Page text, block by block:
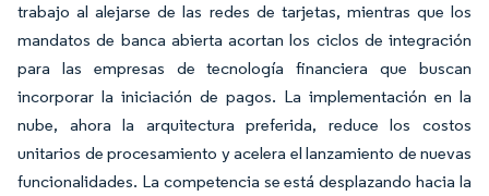
trabajo al alejarse de las redes de tarjetas, mientras que los
mandatos de banca abierta acortan los ciclos de integración
para las empresas de tecnología financiera que buscan
incorporar la iniciación de pagos. La implementación en la
nube, ahora la arquitectura preferida, reduce los costos
unitarios de procesamiento y acelera el lanzamiento de nuevas
funcionalidades. La competencia se está desplazando hacia la